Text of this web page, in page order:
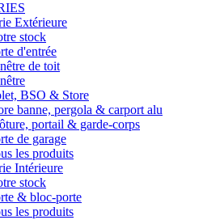
Extérieure
stock
d'entrée
de toit
BSO & Store
banne, pergola & carport alu
portail & garde-corps
de garage
les produits
Intérieure
stock
& bloc-porte
les produits